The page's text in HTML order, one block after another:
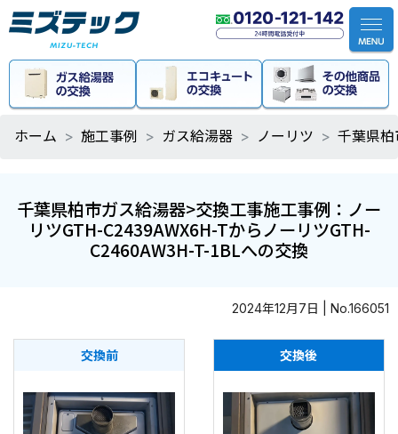
ホーム 施工事例 ガス給湯器 ノーリツ 千葉県
千葉県柏市ガス給湯器>交換工事施工事例：ノー
リツGTH-C2439AWX6H-TからノーリツGTH-
C2460AW3H-T-1BLへの交換
2024年12月7日 | No.166051
交換前 交換後